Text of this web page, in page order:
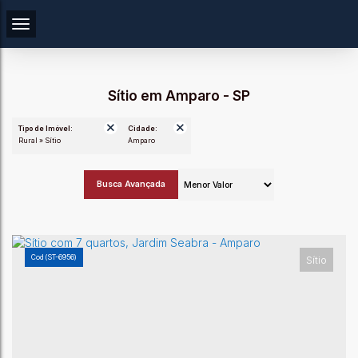
Sítio em Amparo - SP
Tipo de Imóvel:
Rural » Sítio
Cidade:
Amparo
Busca Avançada
(ST-6956) Sítio